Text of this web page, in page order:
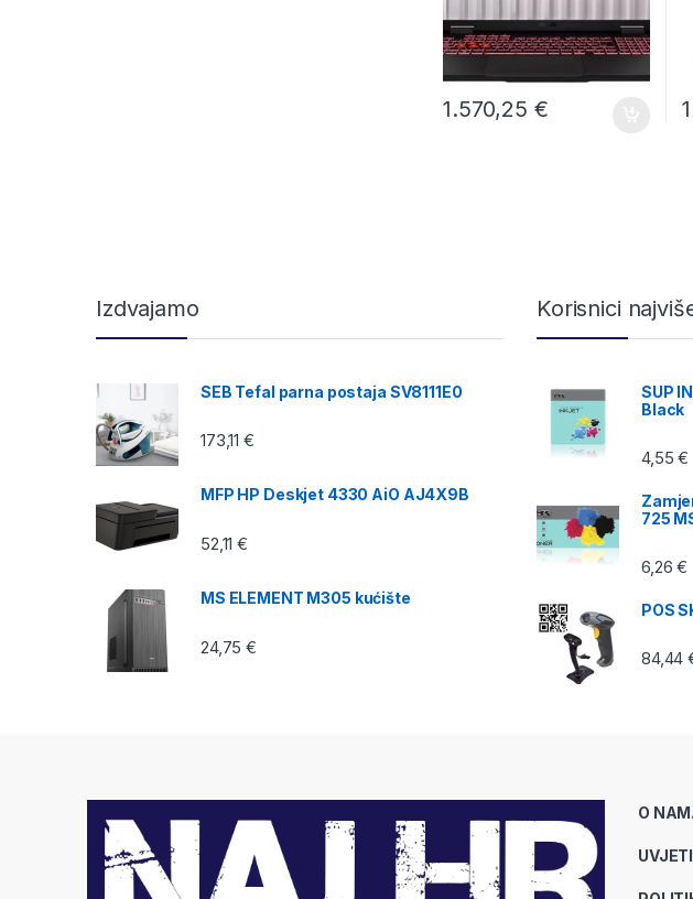
1.570,25 €
Izdvajamo
SEB Tefal parna postaja SV8111E0
173,11€
MFP HP Deskjet 4330 AiO AJ4X9B
52,11€
MS ELEMENT M305 kućište
24,75€
Korisnici
SUP
Black
4,55€
725
6,26€
POS
84,44
O